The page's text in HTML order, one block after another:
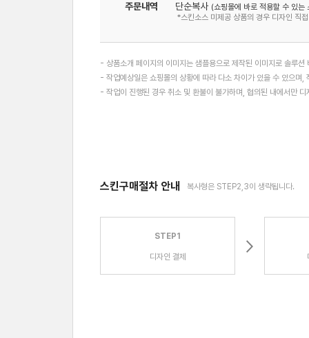
주문내역 단순복사 (쇼핑몰에 바로 적용할 수 있는
*스킨소스 미제공 상품의 경우 디자인 직
- 상품소개 페이지의 이미지는 샘플용으로 제작된 이미지로 솔루
- 작업예상일은 쇼핑몰의 상황에 따라 다소 차이가 있을 수 있으며,
- 작업이 진행된 경우 취소 및 환불이 불가하며, 협의된 내에서만 디
스킨구매절차 안내 복사형은 STEP2,3이 생략됩니다.
STEP1
디자인 결제